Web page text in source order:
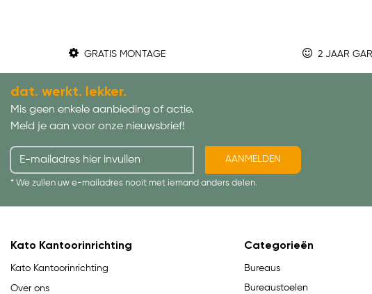
GRATIS MONTAGE 2 JAAR
dat. werkt. lekker.
Mis geen enkele aanbieding of actie.
Meld je aan voor onze nieuwsbrief!
AANMELDEN
* We zullen uw e-mailadres nooit met iemand anders delen.
Kato Kantoorinrichting
Kato Kantoorinrichting
Over ons
Categorieën
Bureaus
Bureaustoelen